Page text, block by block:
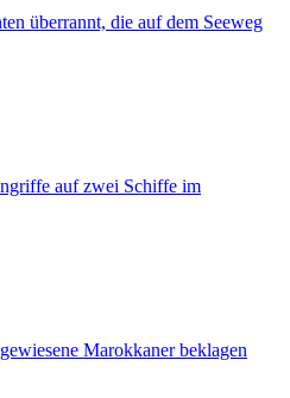
überrannt, die auf dem Seeweg
auf zwei Schiffe im
Marokkaner beklagen